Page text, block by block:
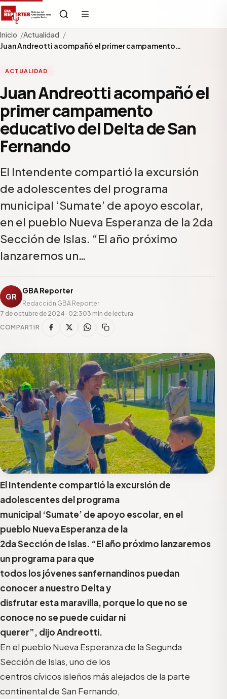
Inicio
Actualidad
Juan Andreotti acompañó el primer campamento…
ACTUALIDAD
Juan Andreotti acompañó el
primer campamento
educativo del Delta de San
Fernando
El Intendente compartió la excursión
de adolescentes del programa
municipal ‘Sumate’ de apoyo escolar,
en el pueblo Nueva Esperanza de la 2da
Sección de Islas. “El año próximo
lanzaremos un…
GR
GBA Reporter
Redacción GBA Reporter
7 de octubre de 2024 · 02:303 min de lectura
COMPARTIR
El Intendente compartió la excursión de
adolescentes del programa
municipal ‘Sumate’ de apoyo escolar, en el
pueblo Nueva Esperanza de la
2da Sección de Islas. “El año próximo lanzaremos
un programa para que
todos los jóvenes sanfernandinos puedan
conocer a nuestro Delta y
disfrutar esta maravilla, porque lo que no se
conoce no se puede cuidar ni
querer”, dijo Andreotti.
En el pueblo Nueva Esperanza de la Segunda
Sección de Islas, uno de los
centros cívicos isleños más alejados de la parte
continental de San Fernando,